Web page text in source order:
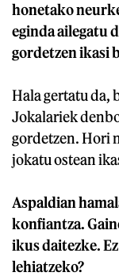
honetako
eginda ailegatu
gordetzen ikasi
Hala gertatu da,
Jokalariek
gordetzen. Hori
jokatu ostean
Aspaldian
konfiantza.
ikus daitezke.
lehiatzeko?